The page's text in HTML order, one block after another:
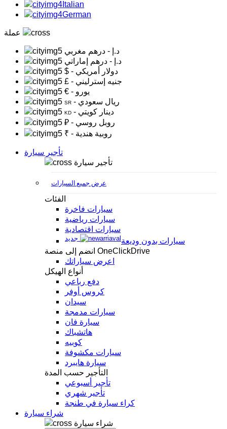
Italian
German
د.إ - درهم مغربي
د.إ - درهم إماراتي
$
- دولار أمريكي
£
- جنيه إسترليني
€
- يورو
SR - ريال سعودي
KD
- دينار كويتي
₽
- روبل روسي
₹
- روبية هندية
تأجير سيارة
تأجير سيارة
عرض جميع السيارات
الفئات
سيارات فاخرة
سيارات رياضية
سيارات اقتصادية
سيارات بدون وديعة
جديد
انضم إلى منصة OneClickDrive
اعرض سياراتك
أنواع الهيكل
دفع رباعي
كروس أوفر
سيدان
سيارات مدمجة
سيارة فان
هاتشباك
كوبيه
سيارات مكشوفة
سيارة هايبرد
التأجير حسب المدة
تأجير أسبوعي
تأجير شهري
كراء سيارة في طنجة
شراء سيارة
شراء سيارة